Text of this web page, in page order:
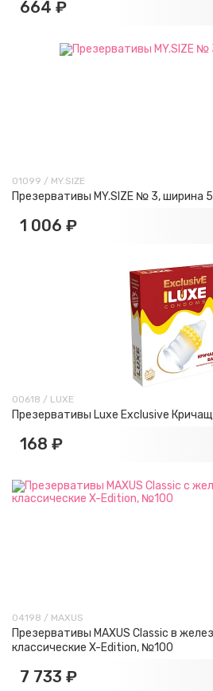
664 ₽
01099 / MY.SIZE
Презервативы MY.SIZE № 3, ширина
1 006 ₽
00618 / LUXE
Презервативы Luxe Exclusive
168 ₽
04198 / MAXUS
Презервативы MAXUS Classic в
классические X-Edition, №100
7 733 ₽